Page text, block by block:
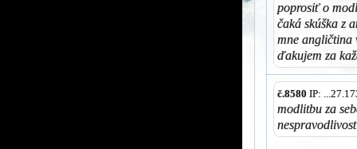
poprosiť o
čaká skúška z
mne angličtina
ďakujem za
č.8580 IP:
modlitbu za